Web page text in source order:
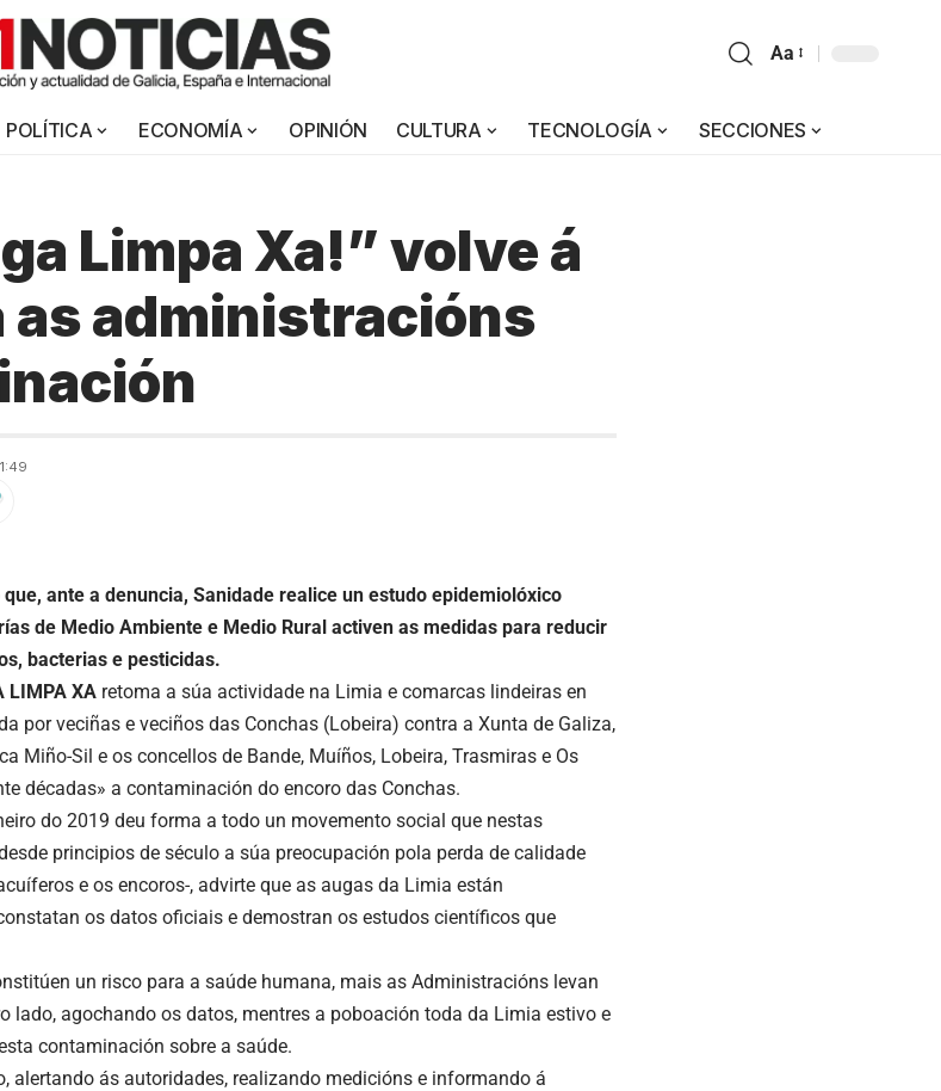
Aa
POLÍTICA ECONOMÍA OPINIÓN CULTURA TECNOLOGÍA SECCIONES
Limpa Xa!” volve á
as administracións
ante a denuncia, Sanidade realice un estudo epidemiolóxico
de Medio Ambiente e Medio Rural activen as medidas para reducir
bacterias e pesticidas.
LIMPA XA retoma a súa actividade na Limia e comarcas lindeiras en
por veciñas e veciños das Conchas (Lobeira) contra a Xunta de Galiza,
Miño-Sil e os concellos de Bande, Muíños, Lobeira, Trasmiras e Os
décadas» a contaminación do encoro das Conchas.
do 2019 deu forma a todo un movemento social que nestas
principios de século a súa preocupación pola perda de calidade
e os encoros-, advirte que as augas da Limia están
os datos oficiais e demostran os estudos científicos que
un risco para a saúde humana, mais as Administracións levan
lado, agochando os datos, mentres a poboación toda da Limia estivo e
contaminación sobre a saúde.
alertando ás autoridades, realizando medicións e informando á